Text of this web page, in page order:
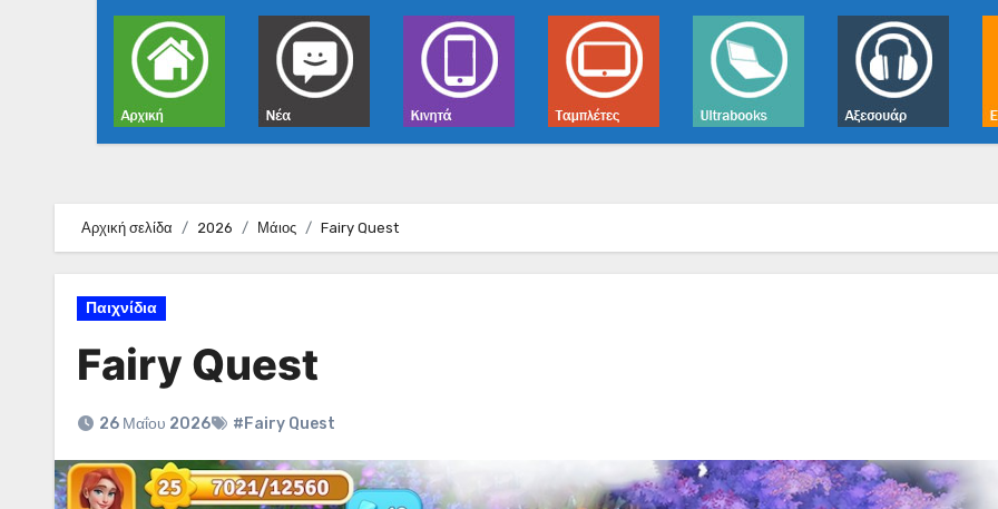
Αρχική σελίδα 2026 Μάιος Fairy Quest
Παιχνίδια
Fairy Quest
26 Μαΐου 2026 #Fairy Quest